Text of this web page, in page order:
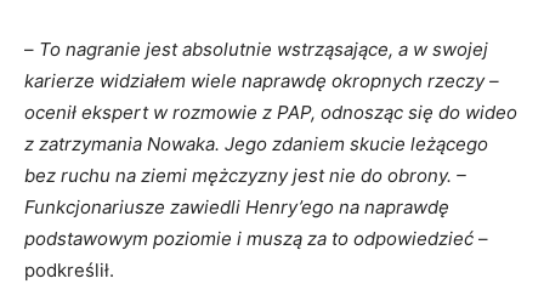
– To nagranie jest absolutnie wstrząsające, a w swojej
karierze widziałem wiele naprawdę okropnych rzeczy –
ocenił ekspert w rozmowie z PAP, odnosząc się do wideo
z zatrzymania Nowaka. Jego zdaniem skucie leżącego
bez ruchu na ziemi mężczyzny jest nie do obrony. –
Funkcjonariusze zawiedli Henry’ego na naprawdę
podstawowym poziomie i muszą za to odpowiedzieć –
podkreślił.